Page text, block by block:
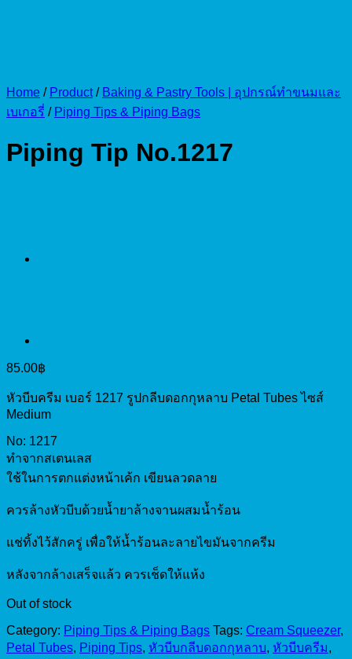
Home / Product / Baking & Pastry Tools | อุปกรณ์ทำขนมและ
เบเกอรี่ / Piping Tips & Piping Bags
Piping Tip No.1217
85.00฿
หัวบีบครีม เบอร์ 1217 รูปกลีบดอกกุหลาบ Petal Tubes ไซส์
Medium
No: 1217
ทำจากสเตนเลส
ใช้ในการตกแต่งหน้าเค้ก เขียนลวดลาย
ควรล้างหัวบีบด้วยน้ำยาล้างจานผสมน้ำร้อน
แช่ทิ้งไว้สักครู่ เพื่อให้น้ำร้อนละลายไขมันจากครีม
หลังจากล้างเสร็จแล้ว ควรเช็ดให้แห้ง
Out of stock
Category: Piping Tips & Piping Bags Tags: Cream Squeezer,
Petal Tubes, Piping Tips, หัวบีบกลีบดอกกุหลาบ, หัวบีบครีม,